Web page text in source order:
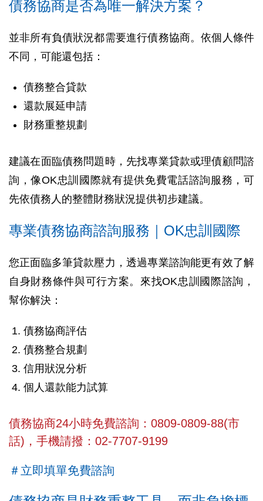
債務協商是否為唯一解決方案？
並非所有負債狀況都需要進行債務協商。依個人條件
不同，可能還包括：
債務整合貸款
還款展延申請
財務重整規劃
建議在面臨債務問題時，先找專業貸款或理債顧問諮
詢，像OK忠訓國際就有提供免費電話諮詢服務，可
先依債務人的整體財務狀況提供初步建議。
專業債務協商諮詢服務｜OK忠訓國際
您正面臨多筆貸款壓力，透過專業諮詢能更有效了解
自身財務條件與可行方案。來找OK忠訓國際諮詢，
幫你解決：
債務協商評估
債務整合規劃
信用狀況分析
個人還款能力試算
債務協商24小時免費諮詢：0809-0809-88(市
話)，手機請撥：02-7707-9199
＃立即填單免費諮詢